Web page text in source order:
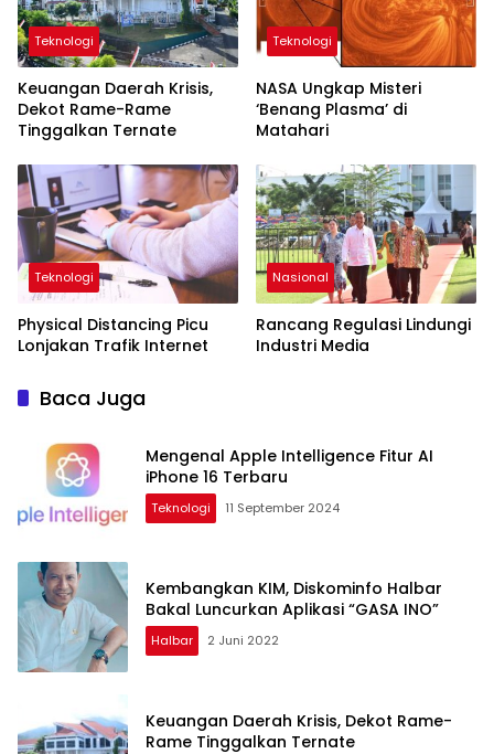
Teknologi
Keuangan Daerah Krisis,
Dekot Rame-Rame
Tinggalkan Ternate
Teknologi
NASA Ungkap Misteri
‘Benang Plasma’ di
Matahari
Teknologi
Physical Distancing Picu
Lonjakan Trafik Internet
Nasional
Rancang Regulasi Lindungi
Industri Media
Baca Juga
Mengenal Apple Intelligence Fitur AI
iPhone 16 Terbaru
Teknologi 11 September 2024
Kembangkan KIM, Diskominfo Halbar
Bakal Luncurkan Aplikasi “GASA INO”
Halbar 2 Juni 2022
Keuangan Daerah Krisis, Dekot Rame-
Rame Tinggalkan Ternate